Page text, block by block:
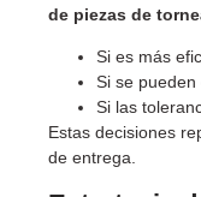
de piezas de
Si es más
Si se
Si las
Estas decisiones
de entrega.